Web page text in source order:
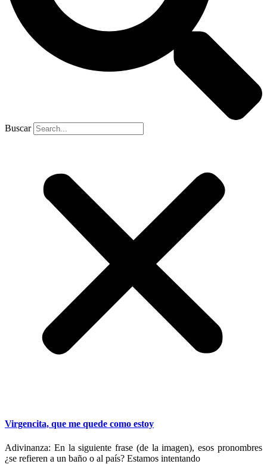
Buscar
Virgencita, que me quede como estoy
Adivinanza: En la siguiente frase (de la imagen), esos pronombres
¿se refieren a un baño o al país? Estamos intentando